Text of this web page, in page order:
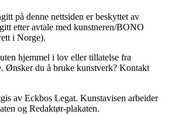
på denne nettsiden er beskyttet av
etter avtale med kunstneren/BONO
i Norge).
hjemmel i lov eller tillatelse fra
Ønsker du å bruke kunstverk? Kontakt
av Eckbos Legat. Kunstavisen arbeider
og Redaktør-plakaten.